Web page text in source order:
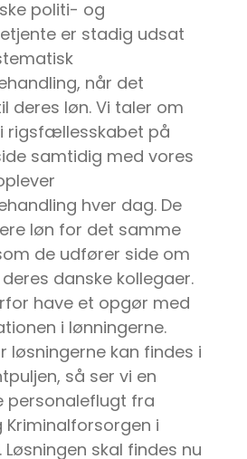
politi- og
er stadig udsat
når det
deres løn. Vi taler om
rigsfællesskabet på
samtidig med vores
hver dag. De
løn for det samme
de udfører side om
danske kollegaer.
have et opgør med
i lønningerne.
løsningerne kan findes i
så ser vi en
personaleflugt fra
Kriminalforsorgen i
Løsningen skal findes nu